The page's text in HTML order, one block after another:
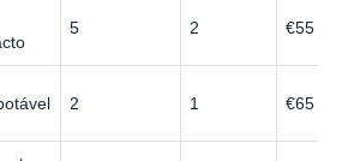
5 2 €55
2 1 €65